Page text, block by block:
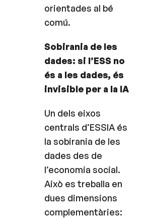
orientades al bé
comú.
Sobirania de les
dades: si l’ESS no
és a les dades, és
invisible per a la IA
Un dels eixos
centrals d’ESSIA és
la sobirania de les
dades des de
l’economia social.
Això es treballa en
dues dimensions
complementàries: